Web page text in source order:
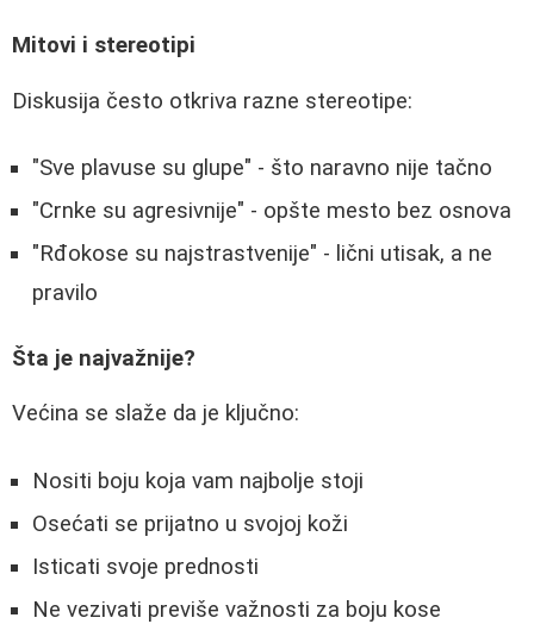
Mitovi i stereotipi
Diskusija često otkriva razne stereotipe:
"Sve plavuse su glupe" - što naravno nije tačno
"Crnke su agresivnije" - opšte mesto bez osnova
"Rđokose su najstrastvenije" - lični utisak, a ne
pravilo
Šta je najvažnije?
Većina se slaže da je ključno:
Nositi boju koja vam najbolje stoji
Osećati se prijatno u svojoj koži
Isticati svoje prednosti
Ne vezivati previše važnosti za boju kose